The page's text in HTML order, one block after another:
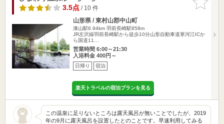
りに追加
3.5点/ 10 件
山形県 / 東村山郡中山町
漆山駅6.94km 羽前長崎駅858m
JR左沢線羽前長崎駅から徒歩10分山形自動車道寒河江ICか
ら国道11…
営業時間 6:00～21:30
入浴料金 400円～
日帰り 宿泊
楽天トラベルの宿泊プランを見る
この温泉に足りないところは露天風呂が無いことでしたが、2019
年の9月に露天風呂を設置したとのことです。早速利用してみる